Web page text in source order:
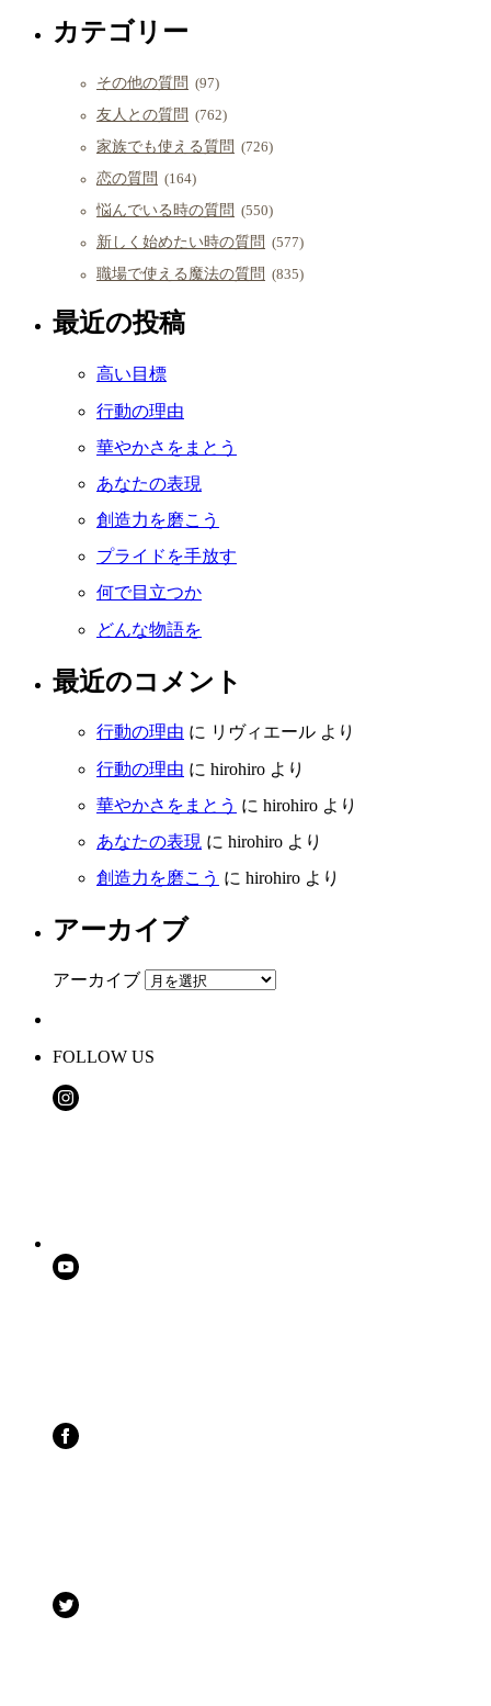
カテゴリー
その他の質問 (97)
友人との質問 (762)
家族でも使える質問 (726)
恋の質問 (164)
悩んでいる時の質問 (550)
新しく始めたい時の質問 (577)
職場で使える魔法の質問 (835)
最近の投稿
高い目標
行動の理由
華やかさをまとう
あなたの表現
創造力を磨こう
プライドを手放す
何で目立つか
どんな物語を
最近のコメント
行動の理由 に リヴィエール より
行動の理由 に hirohiro より
華やかさをまとう に hirohiro より
あなたの表現 に hirohiro より
創造力を磨こう に hirohiro より
アーカイブ
アーカイブ
FOLLOW US